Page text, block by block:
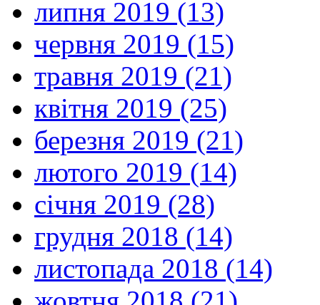
липня 2019 (13)
червня 2019 (15)
травня 2019 (21)
квітня 2019 (25)
березня 2019 (21)
лютого 2019 (14)
січня 2019 (28)
грудня 2018 (14)
листопада 2018 (14)